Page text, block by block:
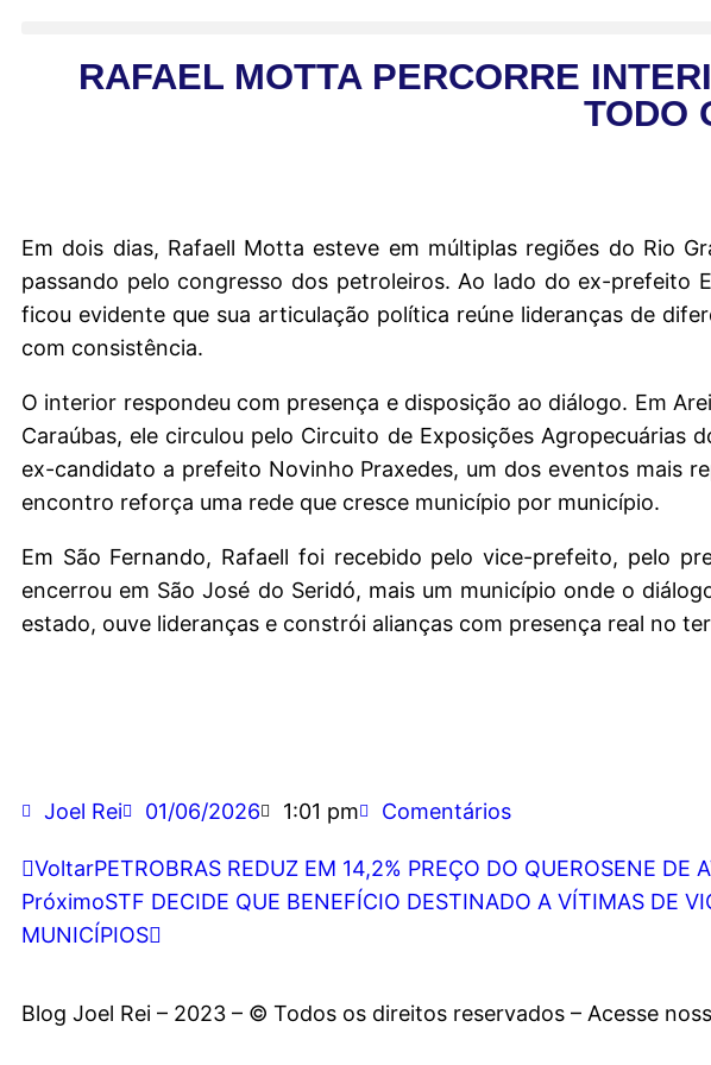
RAFAEL MOTTA PERCORRE
TODO
Em dois dias, Rafaell Motta esteve em múltiplas regiões do Rio
passando pelo congresso dos petroleiros. Ao lado do ex-prefeito
ficou evidente que sua articulação política reúne lideranças de
com consistência.
O interior respondeu com presença e disposição ao diálogo. Em
Caraúbas, ele circulou pelo Circuito de Exposições Agropecuárias
ex-candidato a prefeito Novinho Praxedes, um dos eventos mais
encontro reforça uma rede que cresce município por município.
Em São Fernando, Rafaell foi recebido pelo vice-prefeito, pelo
encerrou em São José do Seridó, mais um município onde o
estado, ouve lideranças e constrói alianças com presença real no
Joel Rei 01/06/2026 1:01 pm Comentários
VoltarPETROBRAS REDUZ EM 14,2% PREÇO DO QUEROSENE DE
PróximoSTF DECIDE QUE BENEFÍCIO DESTINADO A VÍTIMAS DE
MUNICÍPIOS
Blog Joel Rei – 2023 – © Todos os direitos reservados – Acesse